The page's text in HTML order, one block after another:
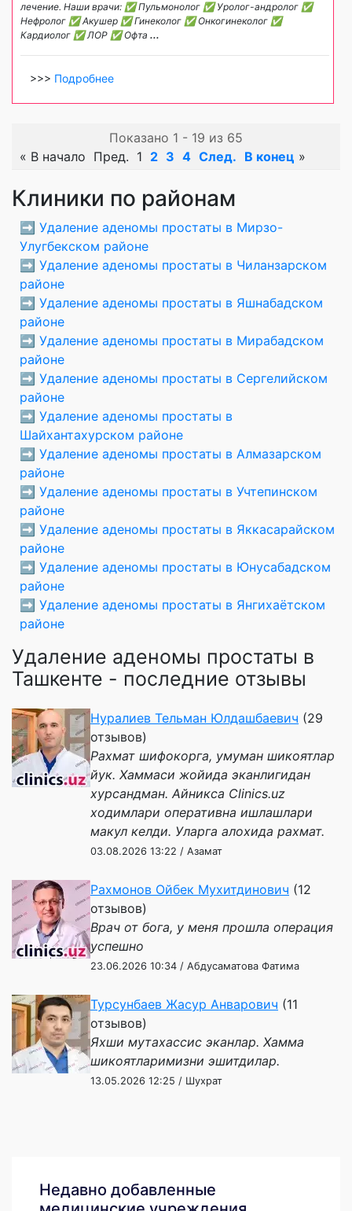
лечение. Наши врачи: ✅ Пульмонолог ✅ Уролог-андролог ✅
Нефролог ✅ Акушер ✅ Гинеколог ✅ Онкогинеколог ✅
Кардиолог ✅ ЛОР ✅ Офта ...
>>> Подробнее
Показано 1 - 19 из 65
« В начало Пред. 1 2 3 4 След. В конец »
Клиники по районам
➡️ Удаление аденомы простаты в Мирзо-
Улугбекском районе
➡️ Удаление аденомы простаты в Чиланзарском
районе
➡️ Удаление аденомы простаты в Яшнабадском
районе
➡️ Удаление аденомы простаты в Мирабадском
районе
➡️ Удаление аденомы простаты в Сергелийском
районе
➡️ Удаление аденомы простаты в
Шайхантахурском районе
➡️ Удаление аденомы простаты в Алмазарском
районе
➡️ Удаление аденомы простаты в Учтепинском
районе
➡️ Удаление аденомы простаты в Яккасарайском
районе
➡️ Удаление аденомы простаты в Юнусабадском
районе
➡️ Удаление аденомы простаты в Янгихаётском
районе
Удаление аденомы простаты в
Ташкенте - последние отзывы
Нуралиев Тельман Юлдашбаевич (29
отзывов)
Рахмат шифокорга, умуман шикоятлар
йук. Хаммаси жойида эканлигидан
хурсандман. Айникса Clinics.uz
ходимлари оперативна ишлашлари
макул келди. Уларга алохида рахмат.
03.08.2026 13:22 / Азамат
Рахмонов Ойбек Мухитдинович (12
отзывов)
Врач от бога, у меня прошла операция
успешно
23.06.2026 10:34 / Абдусаматова Фатима
Турсунбаев Жасур Анварович (11
отзывов)
Яхши мутахассис эканлар. Хамма
шикоятларимизни эшитдилар.
13.05.2026 12:25 / Шухрат
Недавно добавленные